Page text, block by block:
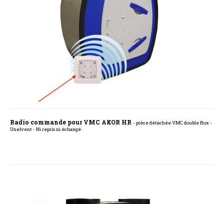
Radio commande pour VMC AKOR HR - pièce détachée VMC double flux -
Unelvent - Ni repris ni échangé